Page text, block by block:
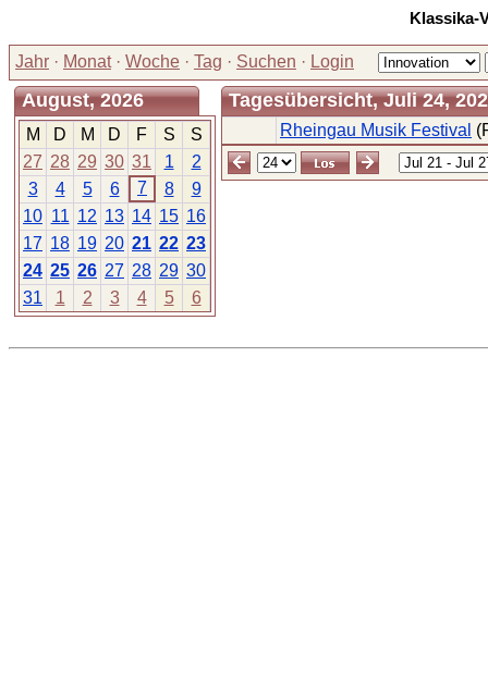
Klassika-
Jahr · Monat· Woche · Tag · Suchen · Login
August, 2026
M D M D F S
S
27 28 29 30 31 1
2
3
4 5 6 7 8
9
10 11 12 13 14 15 16
17 18 19 20 21 22 23
24 25 26 27 28 29 30
31
1 2 3 4 5 6
Tagesübersicht, Juli 24,
Rheingau Musik Festival